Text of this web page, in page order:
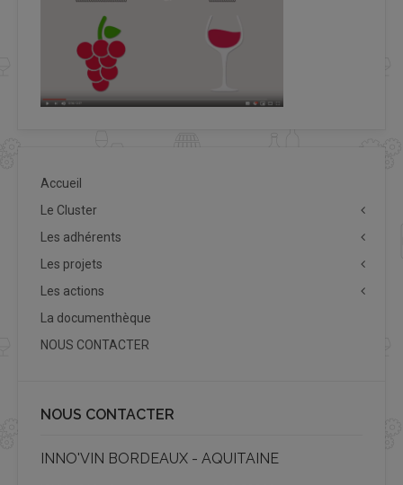
Accueil
Le Cluster
Les adhérents
Les projets
Les actions
La documenthèque
NOUS CONTACTER
NOUS CONTACTER
INNO'VIN BORDEAUX - AQUITAINE